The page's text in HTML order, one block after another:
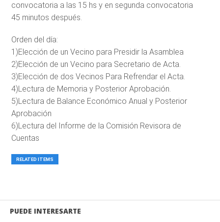
convocatoria a las 15 hs y en segunda convocatoria
45 minutos después.
Orden del día:
1)Elección de un Vecino para Presidir la Asamblea
2)Elección de un Vecino para Secretario de Acta.
3)Elección de dos Vecinos Para Refrendar el Acta.
4)Lectura de Memoria y Posterior Aprobación.
5)Lectura de Balance Económico Anual y Posterior
Aprobación
6)Lectura del Informe de la Comisión Revisora de
Cuentas
RELATED ITEMS
PUEDE INTERESARTE